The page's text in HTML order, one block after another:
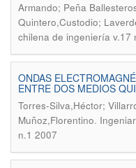
Armando; Peña
Quintero,Custodio;
chilena de ingeniería v.17
ONDAS
ENTRE DOS MEDIOS
Torres-Silva,Héctor;
Muñoz,Florentino.
n.1 2007